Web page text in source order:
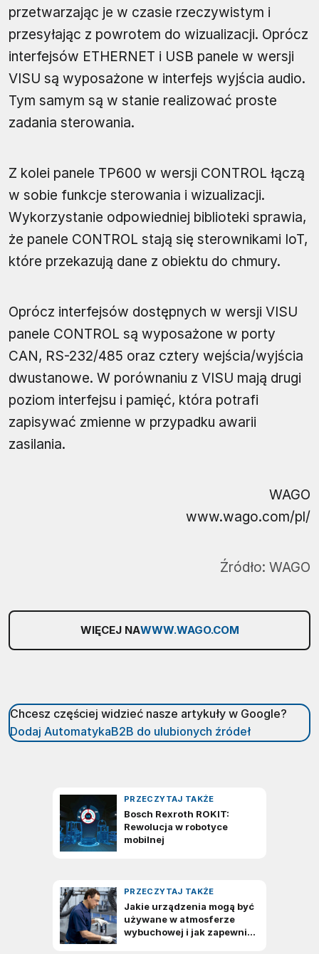
przetwarzając je w czasie rzeczywistym i
przesyłając z powrotem do wizualizacji. Oprócz
interfejsów ETHERNET i USB panele w wersji
VISU są wyposażone w interfejs wyjścia audio.
Tym samym są w stanie realizować proste
zadania sterowania.
Z kolei panele TP600 w wersji CONTROL łączą
w sobie funkcje sterowania i wizualizacji.
Wykorzystanie odpowiedniej biblioteki sprawia,
że panele CONTROL stają się sterownikami IoT,
które przekazują dane z obiektu do chmury.
Oprócz interfejsów dostępnych w wersji VISU
panele CONTROL są wyposażone w porty
CAN, RS-232/485 oraz cztery wejścia/wyjścia
dwustanowe. W porównaniu z VISU mają drugi
poziom interfejsu i pamięć, która potrafi
zapisywać zmienne w przypadku awarii
zasilania.
WAGO
www.wago.com/pl/
Źródło: WAGO
WIĘCEJ NAWWW.WAGO.COM
Chcesz częściej widzieć nasze artykuły w Google?
Dodaj AutomatykaB2B do ulubionych źródeł